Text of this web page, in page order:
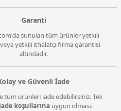
Garanti
sunulan tüm ürünler yetkili
yetkili ithalatçı firma garantisi
altındadır.
ve Güvenli İade
tüm ürünleri iade edebilirsiniz. Tek
iade koşullarına uygun olması.